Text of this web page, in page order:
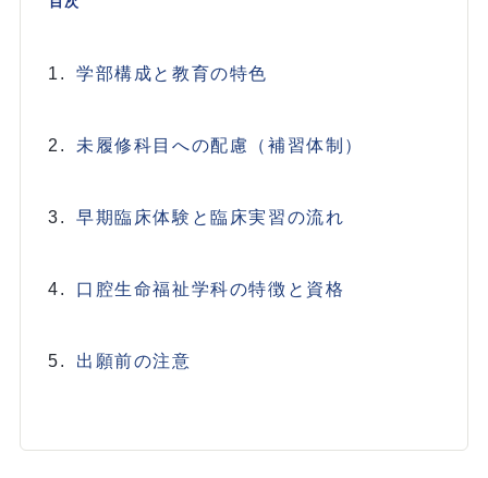
学部構成と教育の特色
未履修科目への配慮（補習体制）
早期臨床体験と臨床実習の流れ
口腔生命福祉学科の特徴と資格
出願前の注意